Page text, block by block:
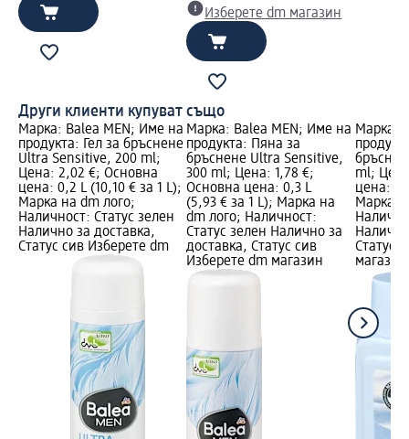
Изберете dm магазин
Други клиенти купуват също
Марка: Balea MEN; Име на
продукта: Гел за бръснене
Ultra Sensitive, 200 ml;
Цена: 2,02 €; Основна
цена: 0,2 L (10,10 € за 1 L);
Марка на dm лого;
Наличност: Статус зелен
Налично за доставка,
Статус сив Изберете dm
Марка: Balea MEN; Име на
продукта: Пяна за
бръснене Ultra Sensitive,
300 ml; Цена: 1,78 €;
Основна цена: 0,3 L
(5,93 € за 1 L); Марка на
dm лого; Наличност:
Статус зелен Налично за
доставка, Статус сив
Изберете dm магазин
Марка:
ml;
цена:
Марка
Статус
магазин